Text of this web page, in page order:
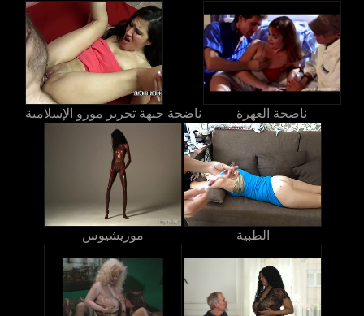
ناضجة جبهة تحرير مورو الإسلامية ناضجة العهرة
موريشيوس الطبية